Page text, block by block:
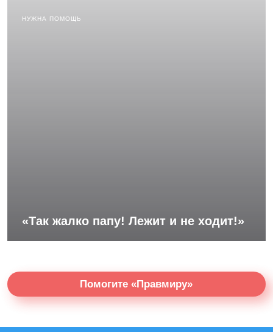
НУЖНА ПОМОЩЬ
«Так жалко папу! Лежит и не ходит!»
Помогите «Правмиру»